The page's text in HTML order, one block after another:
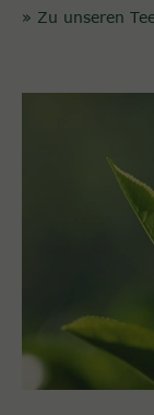
» Zu unseren